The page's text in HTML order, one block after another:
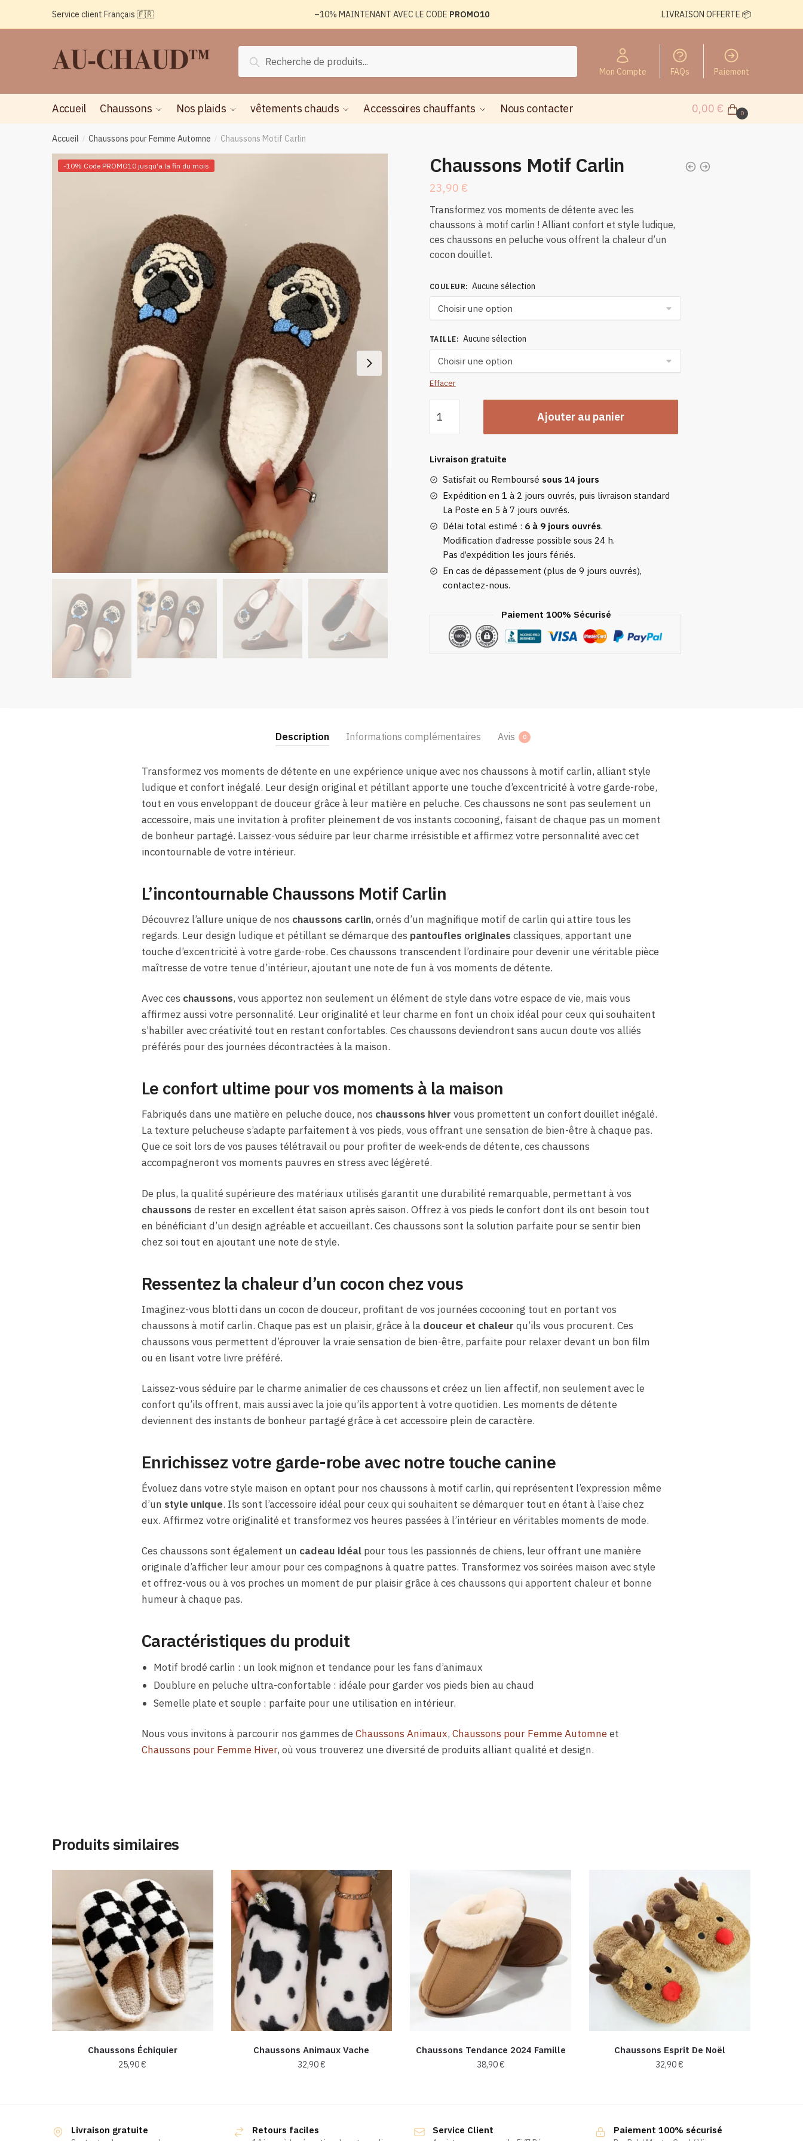
Service client Français 🇫🇷 –10% MAINTENANT AVEC LE CODE PROMO10 LIVRAISON OFFERTE 📦
pour :
Recherche
Mon Compte FAQs Paiement
Accueil Chaussons Nos plaids vêtements chauds Accessoires chauffants Nous contacter 0,00 € 0
Accueil / Chaussons pour Femme Automne / Chaussons Motif Carlin
-10% Code PROMO10 jusqu'a la fin du mois Chaussons Motif Carlin
23,90 €
Transformez vos moments de détente avec les
chaussons à motif carlin ! Alliant confort et style ludique,
ces chaussons en peluche vous offrent la chaleur d’un
cocon douillet.
COULEUR: Aucune sélection
TAILLE: Aucune sélection
Effacer
de
Chaussons
Carlin
Ajouter au panier
Livraison gratuite
Satisfait ou Remboursé sous 14 jours
Expédition en 1 à 2 jours ouvrés, puis livraison standard
La Poste en 5 à 7 jours ouvrés.
Délai total estimé : 6 à 9 jours ouvrés.
Modification d’adresse possible sous 24 h.
Pas d’expédition les jours fériés.
En cas de dépassement (plus de 9 jours ouvrés),
contactez-nous.
Paiement 100% Sécurisé
Description Informations complémentaires Avis 0
Transformez vos moments de détente en une expérience unique avec nos chaussons à motif carlin, alliant style
ludique et confort inégalé. Leur design original et pétillant apporte une touche d’excentricité à votre garde-robe,
tout en vous enveloppant de douceur grâce à leur matière en peluche. Ces chaussons ne sont pas seulement un
accessoire, mais une invitation à profiter pleinement de vos instants cocooning, faisant de chaque pas un moment
de bonheur partagé. Laissez-vous séduire par leur charme irrésistible et affirmez votre personnalité avec cet
incontournable de votre intérieur.
L’incontournable Chaussons Motif Carlin
Découvrez l’allure unique de nos chaussons carlin, ornés d’un magnifique motif de carlin qui attire tous les
regards. Leur design ludique et pétillant se démarque des pantoufles originales classiques, apportant une
touche d’excentricité à votre garde-robe. Ces chaussons transcendent l’ordinaire pour devenir une véritable pièce
maîtresse de votre tenue d’intérieur, ajoutant une note de fun à vos moments de détente.
Avec ces chaussons, vous apportez non seulement un élément de style dans votre espace de vie, mais vous
affirmez aussi votre personnalité. Leur originalité et leur charme en font un choix idéal pour ceux qui souhaitent
s’habiller avec créativité tout en restant confortables. Ces chaussons deviendront sans aucun doute vos alliés
préférés pour des journées décontractées à la maison.
Le confort ultime pour vos moments à la maison
Fabriqués dans une matière en peluche douce, nos chaussons hiver vous promettent un confort douillet inégalé.
La texture pelucheuse s’adapte parfaitement à vos pieds, vous offrant une sensation de bien-être à chaque pas.
Que ce soit lors de vos pauses télétravail ou pour profiter de week-ends de détente, ces chaussons
accompagneront vos moments pauvres en stress avec légèreté.
De plus, la qualité supérieure des matériaux utilisés garantit une durabilité remarquable, permettant à vos
chaussons de rester en excellent état saison après saison. Offrez à vos pieds le confort dont ils ont besoin tout
en bénéficiant d’un design agréable et accueillant. Ces chaussons sont la solution parfaite pour se sentir bien
chez soi tout en ajoutant une note de style.
Ressentez la chaleur d’un cocon chez vous
Imaginez-vous blotti dans un cocon de douceur, profitant de vos journées cocooning tout en portant vos
chaussons à motif carlin. Chaque pas est un plaisir, grâce à la douceur et chaleur qu’ils vous procurent. Ces
chaussons vous permettent d’éprouver la vraie sensation de bien-être, parfaite pour relaxer devant un bon film
ou en lisant votre livre préféré.
Laissez-vous séduire par le charme animalier de ces chaussons et créez un lien affectif, non seulement avec le
confort qu’ils offrent, mais aussi avec la joie qu’ils apportent à votre quotidien. Les moments de détente
deviennent des instants de bonheur partagé grâce à cet accessoire plein de caractère.
Enrichissez votre garde-robe avec notre touche canine
Évoluez dans votre style maison en optant pour nos chaussons à motif carlin, qui représentent l’expression même
d’un style unique. Ils sont l’accessoire idéal pour ceux qui souhaitent se démarquer tout en étant à l’aise chez
eux. Affirmez votre originalité et transformez vos heures passées à l’intérieur en véritables moments de mode.
Ces chaussons sont également un cadeau idéalpour tous les passionnés de chiens, leur offrant une manière
originale d’afficher leur amour pour ces compagnons à quatre pattes. Transformez vos soirées maison avec style
et offrez-vous ou à vos proches un moment de pur plaisir grâce à ces chaussons qui apportent chaleur et bonne
humeur à chaque pas.
Caractéristiques du produit
Motif brodé carlin : un look mignon et tendance pour les fans d’animaux
Doublure en peluche ultra-confortable : idéale pour garder vos pieds bien au chaud
Semelle plate et souple : parfaite pour une utilisation en intérieur.
Nous vous invitons à parcourir nos gammes deChaussons Animaux, Chaussons pour Femme Automneet
Chaussons pour Femme Hiver, où vous trouverez une diversité de produits alliant qualité et design.
Produits similaires
Chaussons Échiquier
25,90€
plusieurs
Chaussons Animaux Vache
32,90€
plusieurs
Chaussons Tendance 2024 Famille
38,90€
plusieurs
Chaussons Esprit De Noël
32,90€
plusieurs
Livraison gratuite Retours faciles Service Client Paiement 100% sécurisé